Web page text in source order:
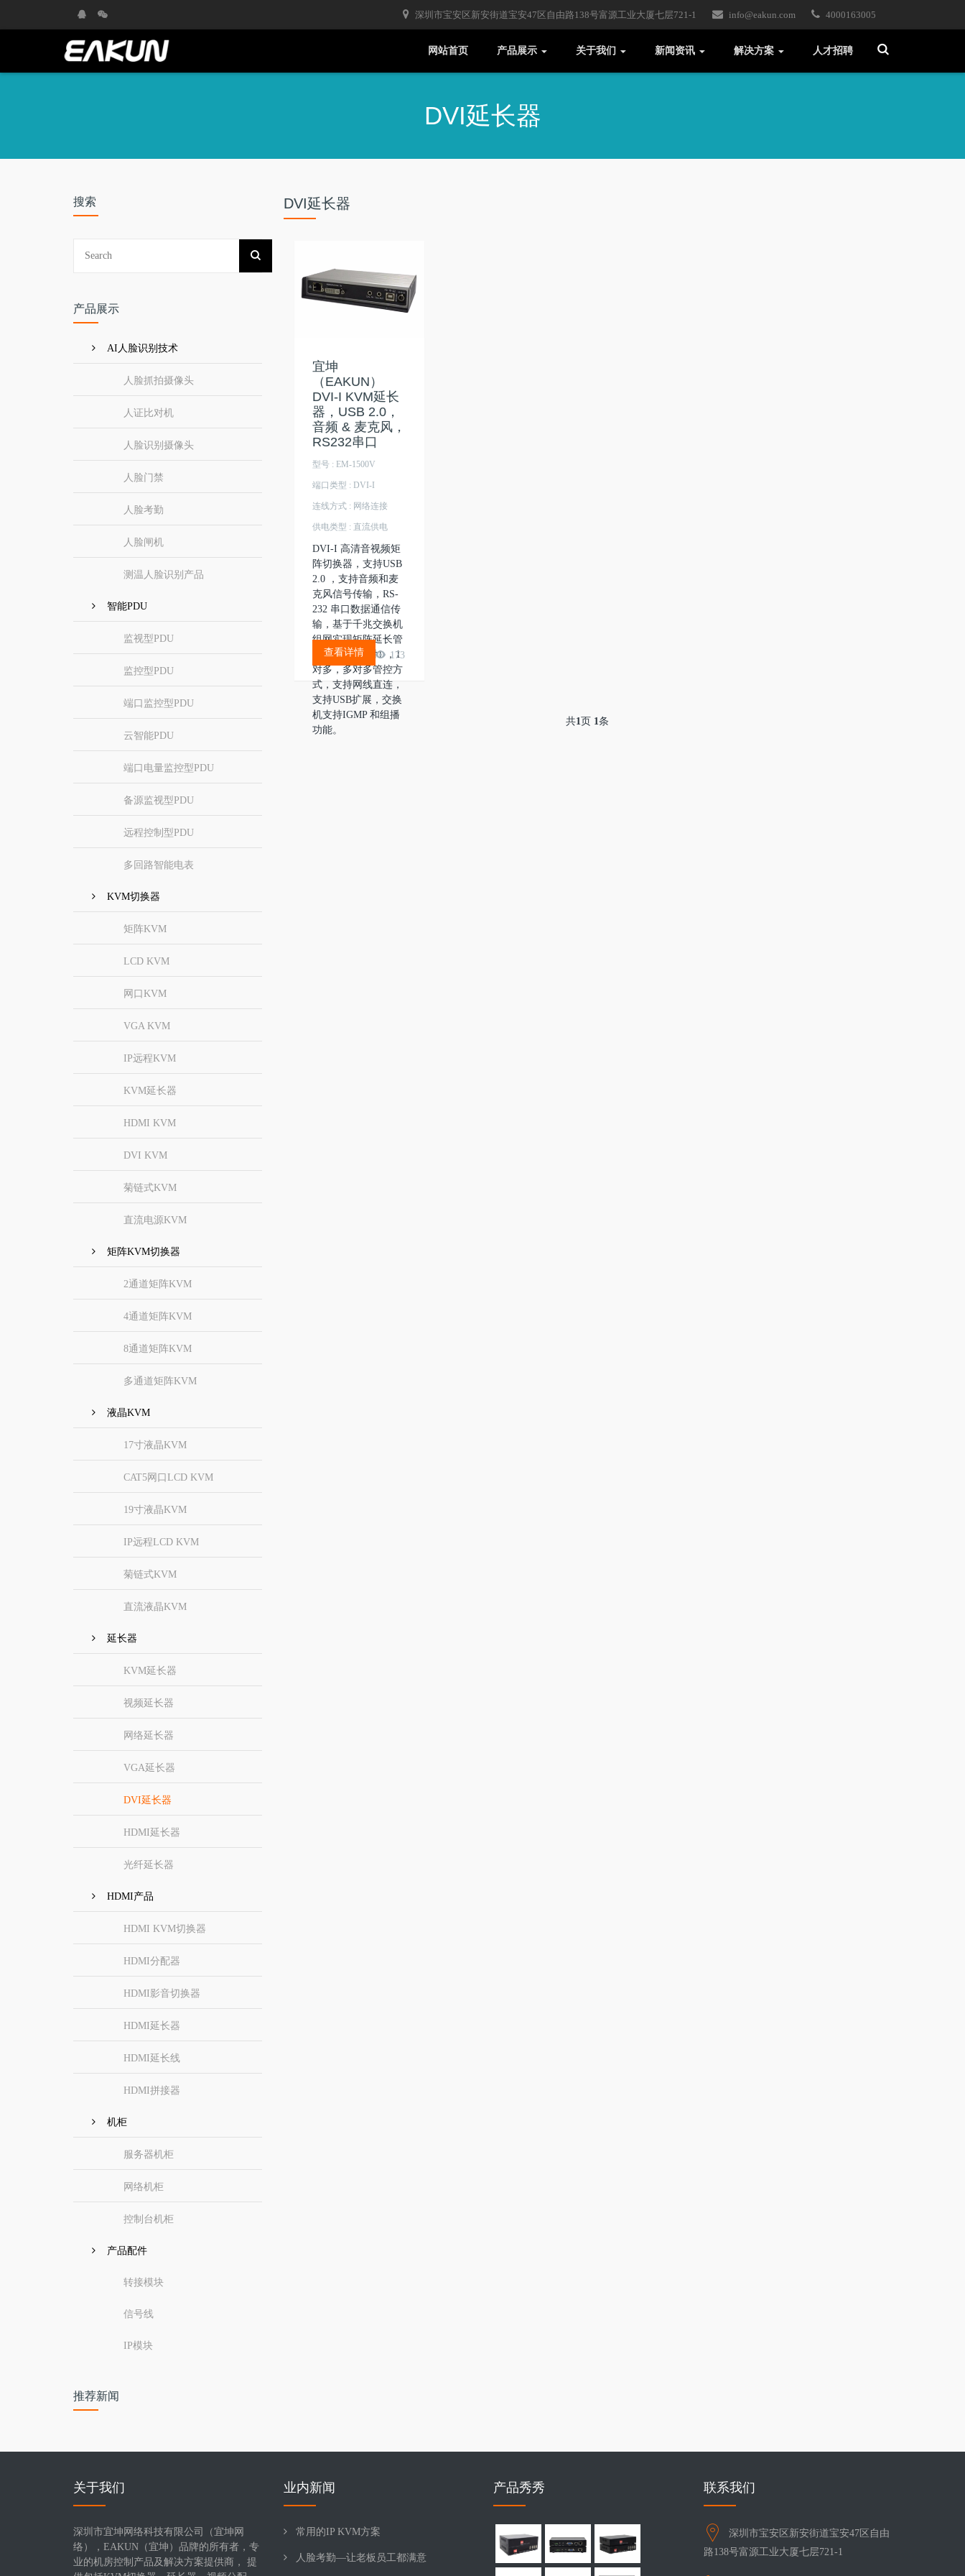
深圳市宝安区新安街道宝安47区自由路138号富源工业大厦七层721-1 info@eakun.com 4000163005
T
o
g
h
网站首页 产品展示 关于我们 新闻资讯 解决方案 人才招聘
DVI延长器
DVI延长器
宜坤
（EAKUN）
DVI-I KVM延长
器，USB 2.0，
音频 & 麦克风，
RS232串口
型号 : EM-1500V
端口类型 : DVI-I
连线方式 : 网络连接
供电类型 : 直流供电
DVI-I 高清音视频矩
阵切换器，支持USB
2.0 ，支持音频和麦
克风信号传输，RS-
232 串口数据通信传
输，基于千兆交换机
组网实现矩阵延长管
控，可支持1对1 ，1
对多，多对多管控方
式，支持网线直连，
支持USB扩展，交换
机支持IGMP 和组播
功能。
173
查看详情
共1页 1条
搜索
产品展示
AI人脸识别技术
人脸抓拍摄像头
人证比对机
人脸识别摄像头
人脸门禁
人脸考勤
人脸闸机
测温人脸识别产品
智能PDU
监视型PDU
监控型PDU
端口监控型PDU
云智能PDU
端口电量监控型PDU
备源监视型PDU
远程控制型PDU
多回路智能电表
KVM切换器
矩阵KVM
LCD KVM
网口KVM
VGA KVM
IP远程KVM
KVM延长器
HDMI KVM
DVI KVM
菊链式KVM
直流电源KVM
矩阵KVM切换器
2通道矩阵KVM
4通道矩阵KVM
8通道矩阵KVM
多通道矩阵KVM
液晶KVM
17寸液晶KVM
CAT5网口LCD KVM
19寸液晶KVM
IP远程LCD KVM
菊链式KVM
直流液晶KVM
延长器
KVM延长器
视频延长器
网络延长器
VGA延长器
DVI延长器
HDMI延长器
光纤延长器
HDMI产品
HDMI KVM切换器
HDMI分配器
HDMI影音切换器
HDMI延长器
HDMI延长线
HDMI拼接器
机柜
服务器机柜
网络机柜
控制台机柜
产品配件
转接模块
信号线
IP模块
推荐新闻
关于我们
深圳市宜坤网络科技有限公司（宜坤网
络），EAKUN（宜坤）品牌的所有者，专
业的机房控制产品及解决方案提供商， 提
业内新闻
常用的IP KVM方案
人脸考勤—让老板员工都满意
产品秀秀 联系我们
深圳市宝安区新安街道宝安47区自由
路138号富源工业大厦七层721-1